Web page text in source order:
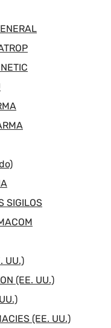
SIGILOS
UU.)
(EE. UU.)
(EE. UU.)